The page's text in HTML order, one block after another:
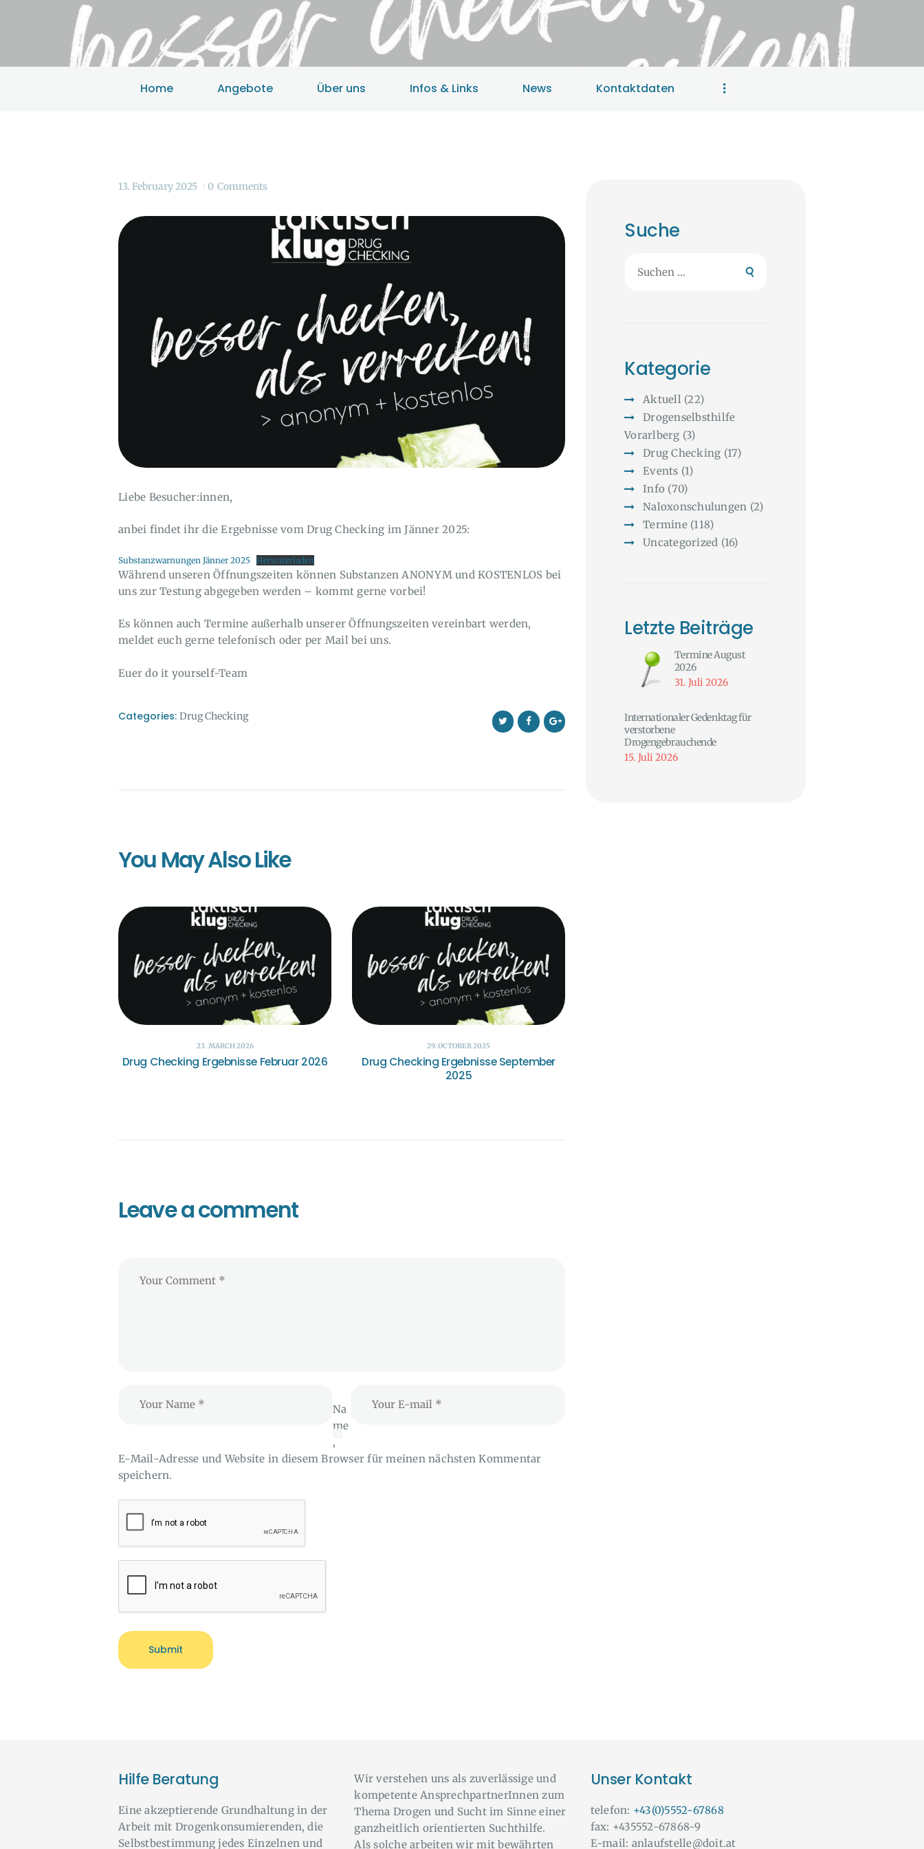
Home Angebote Über uns Infos & Links News Kontaktdaten
HOME
ANGEBOTE
ÜBER UNS
ONLINEBERATUNG
13. February 2025 0 Comments
Liebe Besucher:innen,
anbei findet ihr die Ergebnisse vom Drug Checking im Jänner 2025:
Substanzwarnungen Jänner 2025 Herunterladen
Während unseren Öffnungszeiten können Substanzen ANONYM und KOSTENLOS bei
uns zur Testung abgegeben werden – kommt gerne vorbei!
Es können auch Termine außerhalb unserer Öffnungszeiten vereinbart werden,
meldet euch gerne telefonisch oder per Mail bei uns.
Euer do it yourself-Team
Categories: Drug Checking
You May Also Like
23. MARCH 2026
Drug Checking Ergebnisse Februar 2026
29. OCTOBER 2025
Drug Checking Ergebnisse September
2025
Leave a comment
Na
me
,
E-Mail-Adresse und Website in diesem Browser für meinen nächsten Kommentar
speichern.
Suche
nach:
Kategorie
Aktuell(22)
Drogenselbsthilfe
Vorarlberg (3)
Drug Checking (17)
Events (1)
Info (70)
Naloxonschulungen (2)
Termine(118)
Uncategorized (16)
Letzte Beiträge
Termine August
2026
31. Juli 2026
Internationaler Gedenktag für
verstorbene
Drogengebrauchende
15. Juli 2026
Hilfe Beratung
Eine akzeptierende Grundhaltung in der
Arbeit mit Drogenkonsumierenden, die
Selbstbestimmung jedes Einzelnen und
Wir verstehen uns als zuverlässige und
kompetente AnsprechpartnerInnen zum
Thema Drogen und Sucht im Sinne einer
ganzheitlich orientierten Suchthilfe.
Als solche arbeiten wir mit bewährten
Unser Kontakt
telefon: +43(0)5552-67868
fax: +435552-67868-9
E-mail: anlaufstelle@doit.at